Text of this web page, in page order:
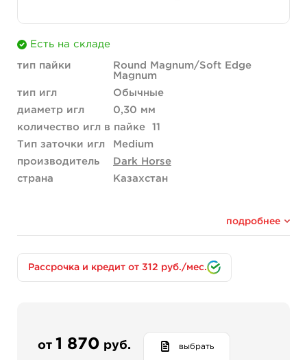
Есть на складе
тип пайки
Round Magnum/Soft Edge
Magnum
тип игл
Обычные
диаметр игл
0,30 мм
количество игл в пайке
11
Тип заточки игл
Medium
производитель
Dark Horse
страна
Казахстан
подробнее
Рассрочка и кредит от 312 руб./мес.
от 1 870 руб. выбрать